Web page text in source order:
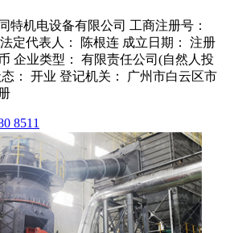
特机电设备有限公司 工商注册号：
定代表人： 陈根连 成立日期： 注册
企业类型： 有限责任公司(自然人投
： 开业 登记机关： 广州市白云区市
8511